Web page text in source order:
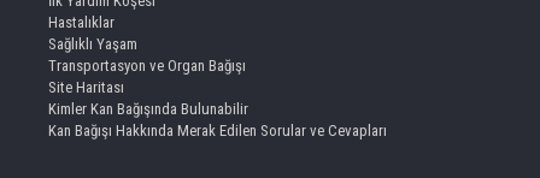
Hastalıklar
Sağlıklı Yaşam
Transportasyon ve Organ Bağışı
Site Haritası
Kimler Kan Bağışında Bulunabilir
Kan Bağışı Hakkında Merak Edilen Sorular ve Cevapları